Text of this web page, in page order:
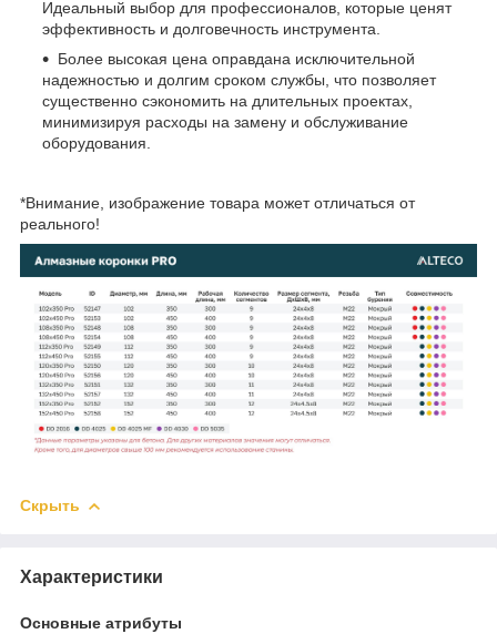
Идеальный выбор для профессионалов, которые ценят
эффективность и долговечность инструмента.
Более высокая цена оправдана исключительной
надежностью и долгим сроком службы, что позволяет
существенно сэкономить на длительных проектах,
минимизируя расходы на замену и обслуживание
оборудования.
*Внимание, изображение товара может отличаться от
реального!
Скрыть
Характеристики
Основные атрибуты